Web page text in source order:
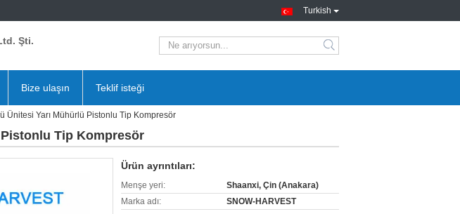
Turkish
Şti.
search
Bize ulaşın Teklif isteği
Ünitesi Yarı Mühürlü Pistonlu Tip Kompresör
Tip Kompresör
Ürün ayrıntıları:
Menşe yeri:
Shaanxi, Çin (Anakara)
Marka adı:
SNOW-HARVEST